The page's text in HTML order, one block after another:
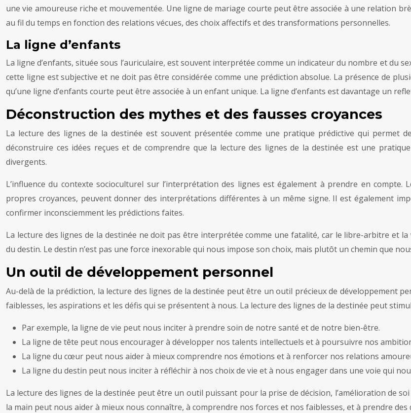
une vie amoureuse riche et mouvementée. Une ligne de mariage courte peut être associée à une relation
au fil du temps en fonction des relations vécues, des choix affectifs et des transformations personnelles.
La ligne d’enfants
La ligne d’enfants, située sous l’auriculaire, est souvent interprétée comme un indicateur du nombre et du
cette ligne est subjective et ne doit pas être considérée comme une prédiction absolue. La présence de
qu’une ligne d’enfants courte peut être associée à un enfant unique. La ligne d’enfants est davantage un
Déconstruction des mythes et des fausses croyances
La lecture des lignes de la destinée est souvent présentée comme une pratique prédictive qui permet
déconstruire ces idées reçues et de comprendre que la lecture des lignes de la destinée est une
divergents.
L’influence du contexte socioculturel sur l’interprétation des lignes est également à prendre en
propres croyances, peuvent donner des interprétations différentes à un même signe. Il est également
confirmer inconsciemment les prédictions faites.
La lecture des lignes de la destinée ne doit pas être interprétée comme une fatalité, car le libre-arbitre et
du destin. Le destin n’est pas une force inexorable qui nous impose son choix, mais plutôt un chemin que
Un outil de développement personnel
Au-delà de la prédiction, la lecture des lignes de la destinée peut être un outil précieux de développement
faiblesses, les aspirations et les défis qui se présentent à nous. La lecture des lignes de la destinée peut
Par exemple, la ligne de vie peut nous inciter à prendre soin de notre santé et de notre bien-être.
La ligne de tête peut nous encourager à développer nos talents intellectuels et à poursuivre nos
La ligne du cœur peut nous aider à mieux comprendre nos émotions et à renforcer nos relations
La ligne du destin peut nous inciter à réfléchir à nos choix de vie et à nous engager dans une voie qui
La lecture des lignes de la destinée peut être un outil puissant pour la prise de décision, l’amélioration de
la main peut nous aider à mieux nous connaître, à comprendre nos forces et nos faiblesses, et à prendre